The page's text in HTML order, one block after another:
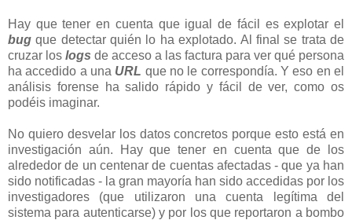
Hay que tener en cuenta que igual de fácil es explotar el
bug que detectar quién lo ha explotado. Al final se trata de
cruzar los logs de acceso a las factura para ver qué persona
ha accedido a una URL que no le correspondía. Y eso en el
análisis forense ha salido rápido y fácil de ver, como os
podéis imaginar.
No quiero desvelar los datos concretos porque esto está en
investigación aún. Hay que tener en cuenta que de los
alrededor de un centenar de cuentas afectadas - que ya han
sido notificadas - la gran mayoría han sido accedidas por los
investigadores (que utilizaron una cuenta legítima del
sistema para autenticarse) y por los que reportaron a bombo